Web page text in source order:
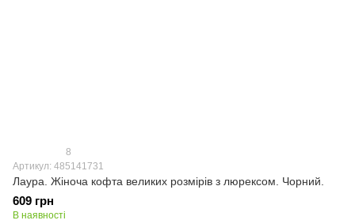
8
Артикул: 485141731
Лаура. Жіноча кофта великих розмірів з люрексом. Чорний.
609 грн
В наявності